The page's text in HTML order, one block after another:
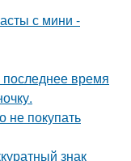
с мини -
время
не покупать
знак